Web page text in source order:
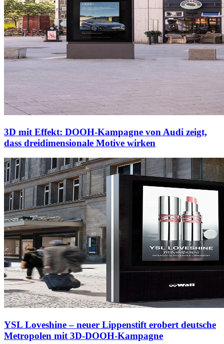
3D mit Effekt: DOOH-Kampagne von Audi zeigt,
dass dreidimensionale Motive wirken
YSL Loveshine – neuer Lippenstift erobert deutsche
Metropolen mit 3D-DOOH-Kampagne